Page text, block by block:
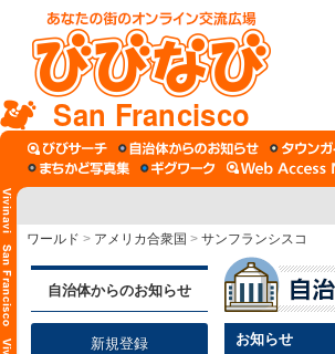
San Francisco
ワールド > アメリカ合衆国 > サンフランシスコ
自治体からのお知らせ
新規登録 お知らせ